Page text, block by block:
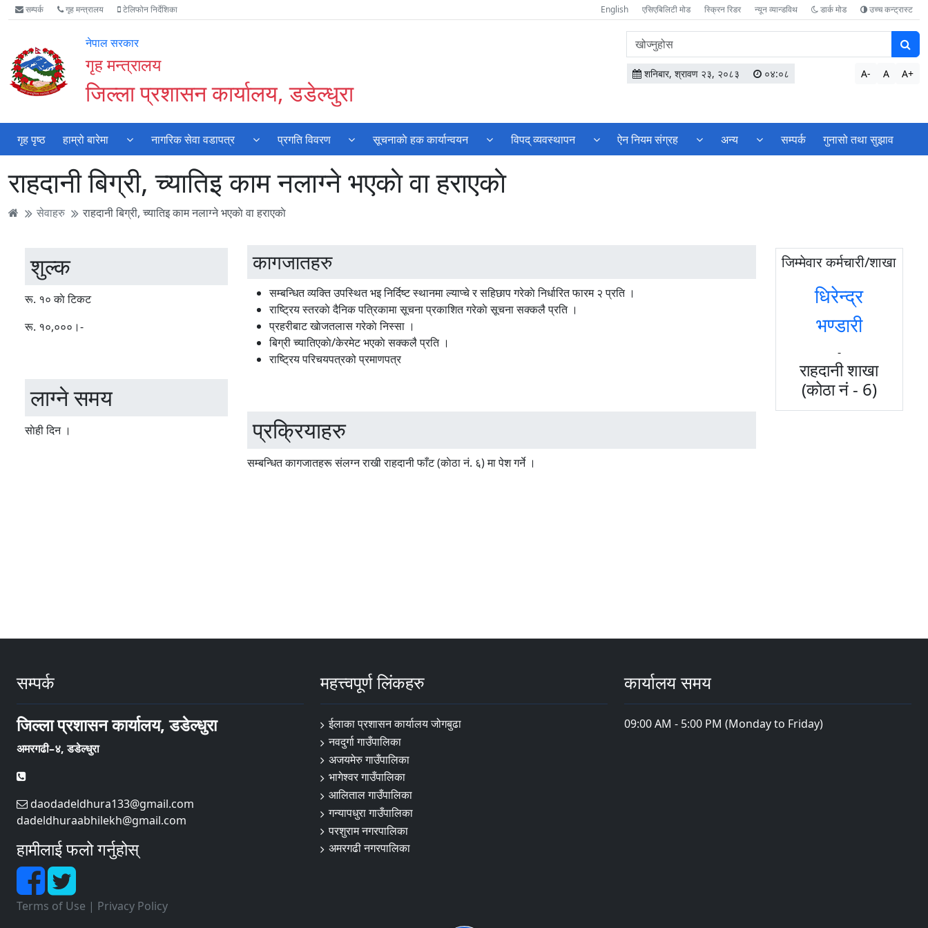
Accessibility
Mode
गर्नुहोस्
मुख्य
सामाग्री
मुख्य
नेभिगेसन
वेबसाइट
खोजमा
सम्पर्क गृह मन्त्रालय टेलिफोन निर्देशिका English एसिएबिलिटी मोड स्क्रिन रिडर न्यून व्यान्डविथ डार्क मोड उच्च कन्ट्रास्ट
नेपाल सरकार
गृह मन्त्रालय
जिल्ला प्रशासन कार्यालय, डडेल्धुरा
वेबसाइटमा
सामग्री
खोज्नुहोस
शनिबार, श्रावण २३, २०८३ ०४:०८ A- A A+
गृह पृष्ठ हाम्रो बारेमा नागरिक सेवा वडापत्र प्रगति विवरण सूचनाकाे हक कार्यान्वयन विपद् व्यवस्थापन ऐन नियम संग्रह अन्य सम्पर्क गुनासो तथा सुझाव
राहदानी बिग्री, च्यातिइ काम नलाग्ने भएकाे वा हराएकाे
सेवाहरु राहदानी बिग्री, च्यातिइ काम नलाग्ने भएकाे वा हराएकाे
शुल्क
रू. १० काे टिकट
रू. १०,०००।-
लाग्ने समय
साेही दिन ।
कागजातहरु
सम्बन्धित व्यक्ति उपस्थित भइ निर्दिष्ट स्थानमा ल्याप्चे र सहिछाप गरेकाे निर्धारित फारम २ प्रति ।
राष्ट्रिय स्तरकाे दैनिक पत्रिकामा सूचना प्रकाशित गरेकाे सूचना सक्कलै प्रति ।
प्रहरीबाट खाेजतलास गरेकाे निस्सा ।
बिग्री च्यातिएकाे/केरमेट भएकाे सक्कलै प्रति ।
राष्ट्रिय परिचयपत्रको प्रमाणपत्र
प्रक्रियाहरु
सम्बन्धित कागजातहरू संलग्न राखी राहदानी फाँट (काेठा नं. ६) मा पेश गर्ने ।
जिम्मेवार कर्मचारी/शाखा
धिरेन्द्र
भण्डारी
-
राहदानी शाखा
(कोठा नं - 6)
सम्पर्क
जिल्ला प्रशासन कार्यालय, डडेल्धुरा
अमरगढी–४, डडेल्धुरा
daodadeldhura133@gmail.com
dadeldhuraabhilekh@gmail.com
हामीलाई फलो गर्नुहोस्
Terms of Use | Privacy Policy
महत्त्वपूर्ण लिंकहरु
ईलाका प्रशासन कार्यालय जोगबुढा
नवदुर्गा गाउँपालिका
अजयमेरु गाउँपालिका
भागेश्वर गाउँपालिका
आलिताल गाउँपालिका
गन्यापधुरा गाउँपालिका
परशुराम नगरपालिका
अमरगढी नगरपालिका
कार्यालय समय
09:00 AM - 5:00 PM (Monday to Friday)